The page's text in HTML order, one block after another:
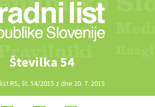
Številka 54
RS, št. 54/2015 z dne 20. 7. 2015